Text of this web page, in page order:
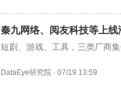
秦九网络、阅友科技等上
短剧、游戏、工具，三类厂商
DataEye研究院 · 07/19 13:59